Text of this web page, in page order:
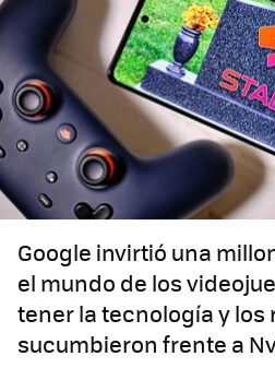
Google invirtió una
el mundo de los
tener la tecnología y los
sucumbieron frente a